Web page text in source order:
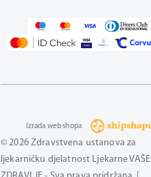
© 2026 Zdravstvena ustanova za
ljekarničku djelatnost Ljekarne VAŠE
Izrada web shopa